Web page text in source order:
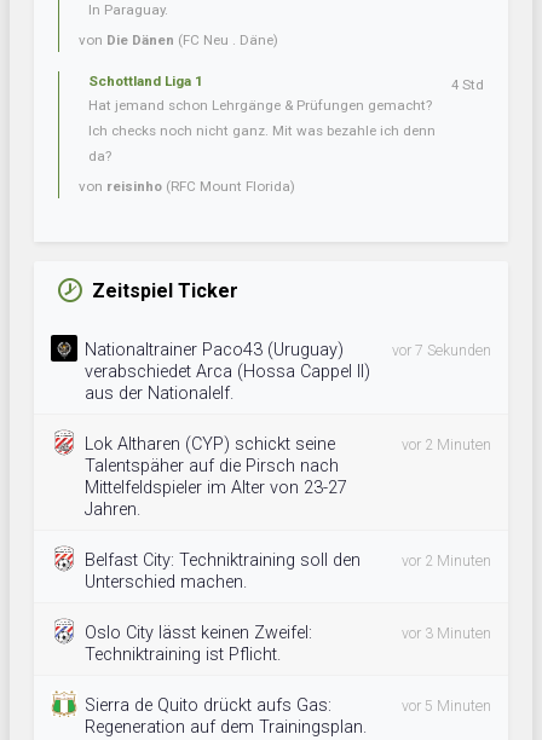
In Paraguay.
von Die Dänen (FC Neu . Däne)
Schottland Liga 1
Hat jemand schon Lehrgänge & Prüfungen gemacht?
Ich checks noch nicht ganz. Mit was bezahle ich denn
da?
von reisinho (RFC Mount Florida)
4 Std
Zeitspiel Ticker
Nationaltrainer Paco43 (Uruguay)
verabschiedet Arca (Hossa Cappel II)
aus der Nationalelf.
vor 7 Sekunden
Lok Altharen (CYP) schickt seine
Talentspäher auf die Pirsch nach
Mittelfeldspieler im Alter von 23-27
Jahren.
vor 2 Minuten
Belfast City: Techniktraining soll den
Unterschied machen.
vor 2 Minuten
Oslo City lässt keinen Zweifel:
Techniktraining ist Pflicht.
vor 3 Minuten
Sierra de Quito drückt aufs Gas:
Regeneration auf dem Trainingsplan.
vor 5 Minuten